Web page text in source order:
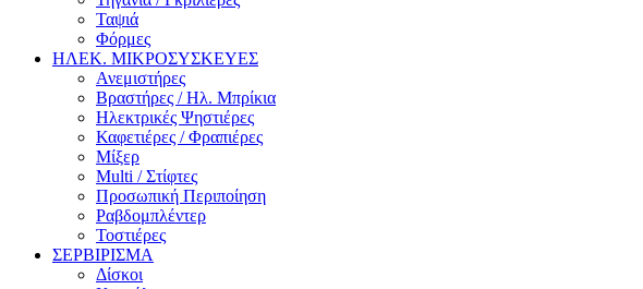
Ταψιά
Φόρμες
ΗΛΕΚ. ΜΙΚΡΟΣΥΣΚΕΥΕΣ
Ανεμιστήρες
Βραστήρες / Ηλ. Μπρίκια
Ηλεκτρικές Ψηστιέρες
Καφετιέρες / Φραπιέρες
Μίξερ
Multi / Στίφτες
Προσωπική Περιποίηση
Ραβδομπλέντερ
Τοστιέρες
ΣΕΡΒΙΡΙΣΜΑ
Δίσκοι